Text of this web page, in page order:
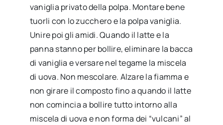
vaniglia privato della polpa. Montare bene
tuorli con lo zucchero e la polpa vaniglia.
Unire poi gli amidi. Quando il latte e la
panna stanno per bollire, eliminare la bacca
di vaniglia e versare nel tegame la miscela
di uova. Non mescolare. Alzare la fiamma e
non girare il composto fino a quando il latte
non comincia a bollire tutto intorno alla
miscela di uova e non forma dei “vulcani” al